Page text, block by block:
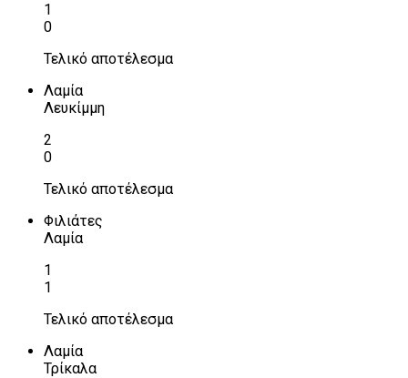
1
0
Τελικό αποτέλεσμα
Λαμία
Λευκίμμη
2
0
Τελικό αποτέλεσμα
Φιλιάτες
Λαμία
1
1
Τελικό αποτέλεσμα
Λαμία
Τρίκαλα